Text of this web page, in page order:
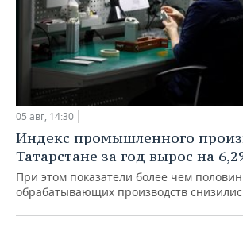
05 авг, 14:30
Индекс промышленного
Татарстане за год вырос на
При этом показатели более чем
обрабатывающих производств